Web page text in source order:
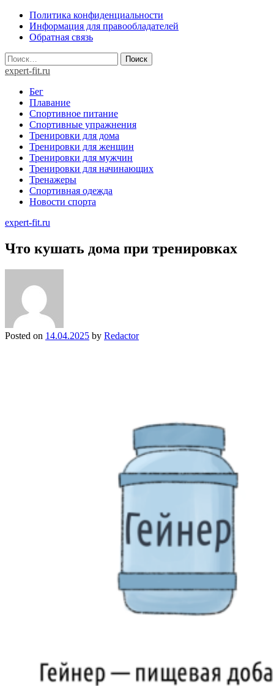
Skip
content
Политика конфиденциальности
Информация для правообладателей
Обратная связь
Найти:
expert-fit.ru
Бег
Плавание
Спортивное питание
Спортивные упражнения
Тренировки для дома
Тренировки для женщин
Тренировки для мужчин
Тренировки для начинающих
Тренажеры
Спортивная одежда
Новости спорта
expert-fit.ru
Что кушать дома при тренировках
Posted on 14.04.2025 by Redactor